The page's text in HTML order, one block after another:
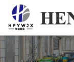
Главная